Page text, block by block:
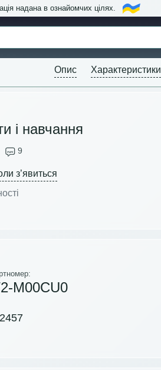
надана в ознайомчих цілях.
Опис Характеристики
і навчання
9
з’явиться
M00CU0